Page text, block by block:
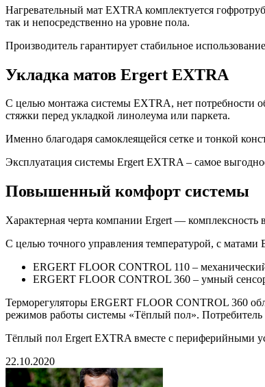
Нагревательный мат EXTRA комплектуется
так и непосредственно на уровне пола.
Производитель гарантирует стабильное
Укладка матов Ergert EXTRA
С целью монтажа системы EXTRA, нет потребности
стяжки перед укладкой линолеума или паркета.
Именно благодаря самоклеящейся сетке и тонкой
Эксплуатация системы Ergert EXTRA – самое
Повышенный комфорт системы
Характерная черта компании Ergert — комплексность
С целью точного управления температурой, с матами
ERGERT FLOOR CONTROL 110 –
ERGERT FLOOR CONTROL 360 – умный
Терморегуляторы ERGERT FLOOR CONTROL 360
режимов работы системы «Тёплый пол».
Тёплый пол Ergert EXTRA вместе с периферийными
22.10.2020